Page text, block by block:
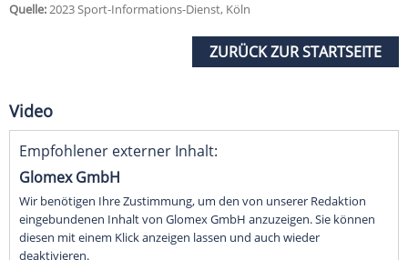
Quelle:2023 Sport-Informations-Dienst, Köln
ZURÜCK ZUR STARTSEITE
Video
Empfohlener externer Inhalt:
Glomex GmbH
Wir benötigen Ihre Zustimmung, um den von unserer Redaktion
eingebundenen Inhalt von Glomex GmbH anzuzeigen. Sie können
diesen mit einem Klick anzeigen lassen und auch wieder
deaktivieren.